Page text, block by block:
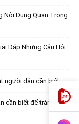
Nội Dung Quan Trọng
Đáp Những Câu Hỏi
người dân cần biết
cần biết để tránh vi